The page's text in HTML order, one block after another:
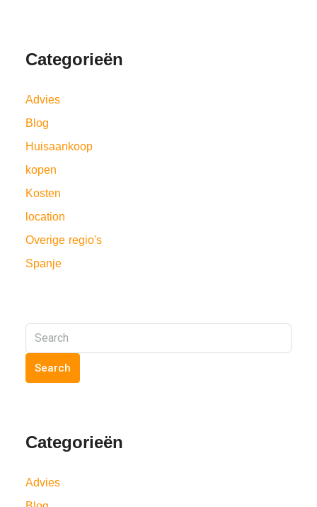
Categorieën
Advies
Blog
Huisaankoop
kopen
Kosten
location
Overige regio's
Spanje
Search
Categorieën
Advies